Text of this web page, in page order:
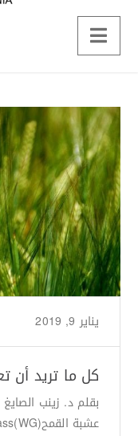
من يناير 9, 2019
كل ما تريد أن
بقلم د. زينب الصايغ
عشبة القمحWheat grass(WG)